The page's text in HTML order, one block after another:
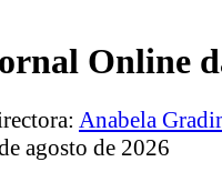
Online
Anabela
agosto de 2026